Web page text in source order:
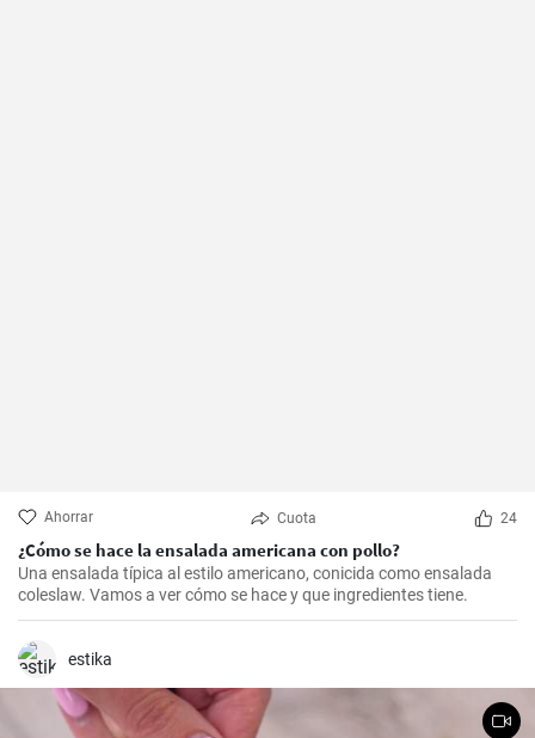
Ahorrar Cuota 24
¿Cómo se hace la ensalada americana con pollo?
Una ensalada típica al estilo americano, conicida como ensalada
coleslaw. Vamos a ver cómo se hace y que ingredientes tiene.
estika